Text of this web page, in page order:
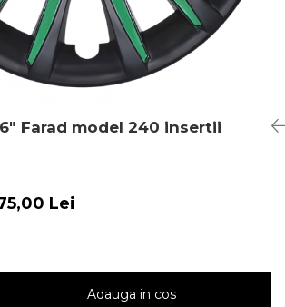
Farad model 240 insertii
Lei
Adauga in cos